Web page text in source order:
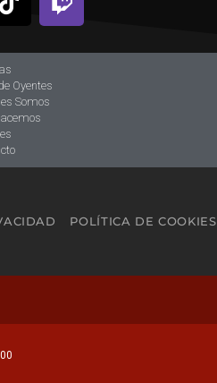
Oyentes
Somos
POLÍTICA DE COOKIES